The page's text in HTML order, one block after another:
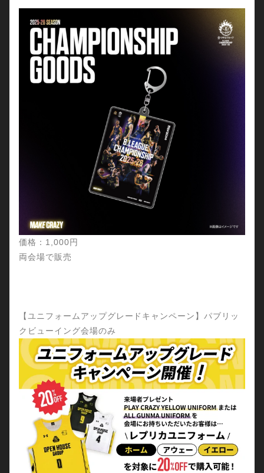
価格：1,000円
両会場で販売
【ユニフォームアップグレードキャンペーン】パブリッ
クビューイング会場のみ